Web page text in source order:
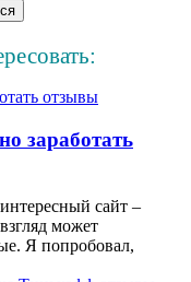
заработать
сайт –
может
Я попробовал,